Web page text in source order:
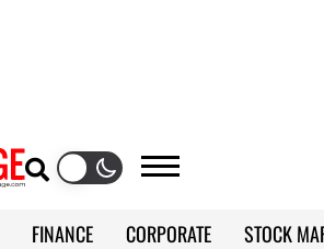
FINANCE CORPORATE
STOCK